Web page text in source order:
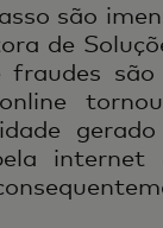
são
de
fraudes